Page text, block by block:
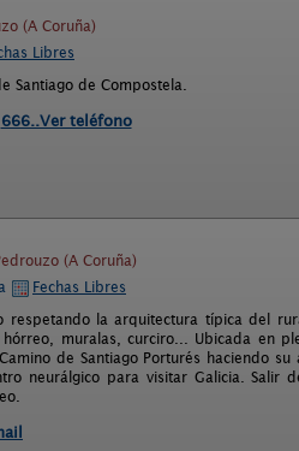
(A Coruña)
Libres
Santiago de Compostela.
666..Ver teléfono
(A Coruña)
Fechas Libres
la arquitectura típica del
muralas, curciro... Ubicada en
de Santiago Porturés haciendo su
neurálgico para visitar Galicia. Salir